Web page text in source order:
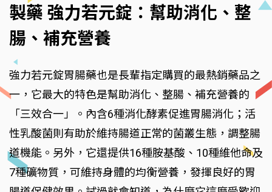
製藥 強力若元錠：幫助消化、整
腸、補充營養
強力若元錠胃腸藥也是長輩指定購買的最熱銷藥品之
一，它最大的特色是幫助消化、整腸、補充營養的
「三效合一」。內含6種消化酵素促進胃腸消化；活
性乳酸菌則有助於維持腸道正常的菌叢生態，調整腸
道機能。另外，它還提供16種胺基酸、10種維他命及
7種礦物質，可維持身體的均衡營養，發揮良好的胃